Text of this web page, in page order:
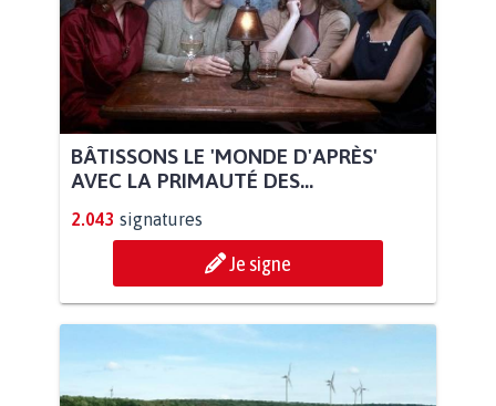
BÂTISSONS LE 'MONDE D'APRÈS'
AVEC LA PRIMAUTÉ DES...
2.043 signatures
Je signe